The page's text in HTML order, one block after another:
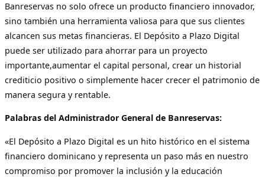
Banreservas no solo ofrece un producto financiero innovador,
sino también una herramienta valiosa para que sus clientes
alcancen sus metas financieras. El Depósito a Plazo Digital
puede ser utilizado para ahorrar para un proyecto
importante,aumentar el capital personal, crear un historial
crediticio positivo o simplemente hacer crecer el patrimonio de
manera segura y rentable.
Palabras del Administrador General de Banreservas:
«El Depósito a Plazo Digital es un hito histórico en el sistema
financiero dominicano y representa un paso más en nuestro
compromiso por promover la inclusión y la educación